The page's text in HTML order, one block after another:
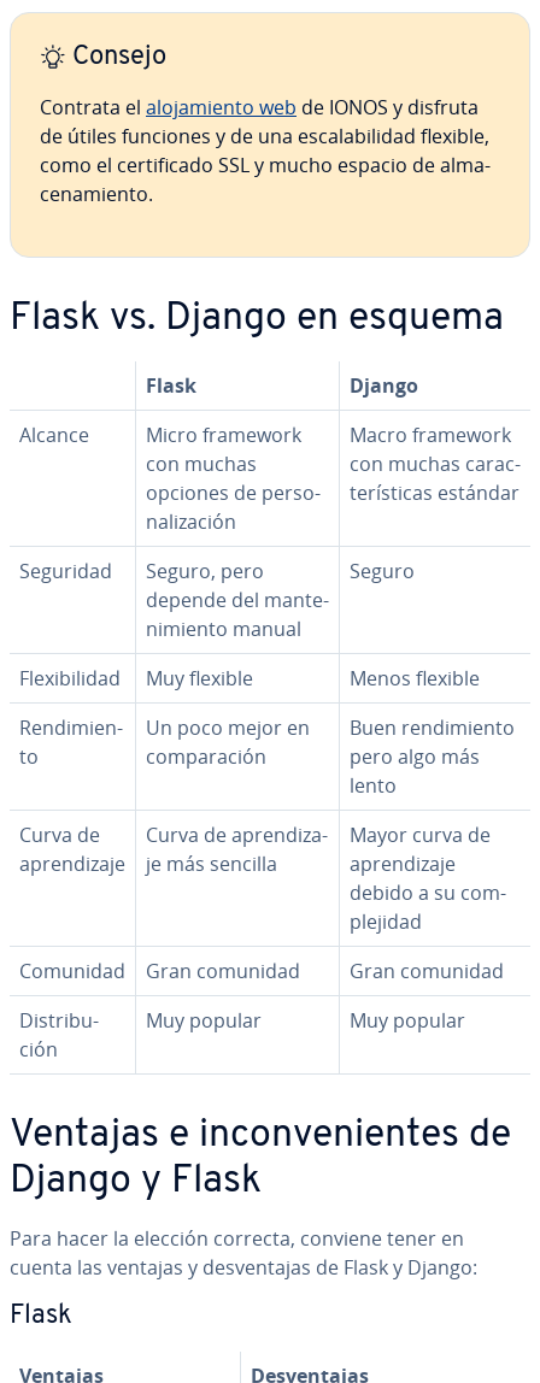
Consejo
Contrata el alo­ja­mie­n­to web de IONOS y disfruta
de útiles funciones y de una es­ca­la­bi­li­dad flexible,
como el ce­r­ti­fi­ca­do SSL y mucho espacio de al­ma­
ce­na­mie­n­to.
Flask vs. Django en esquema
Flask
Django
Alcance
Micro framework
con muchas
opciones de pe­r­so­
na­li­za­ción
Macro framework
con muchas ca­ra­c­
te­rí­s­ti­cas estándar
Seguridad
Seguro, pero
depende del ma­n­te­
ni­mie­n­to manual
Seguro
Fle­xi­bi­li­dad Muy flexible
Menos flexible
Re­n­di­mie­n­
to
Un poco mejor en
co­m­pa­ra­ción
Buen re­n­di­mie­n­to
pero algo más
lento
Curva de
apre­n­di­za­je
Curva de apre­n­di­za­
je más sencilla
Mayor curva de
apre­n­di­za­je
debido a su co­m­
ple­ji­dad
Comunidad
Gran comunidad
Gran comunidad
Di­s­tri­bu­
ción
Muy popular Muy popular
Ventajas e in­co­n­ve­nie­n­tes de
Django y Flask
Para hacer la elección correcta, conviene tener en
cuenta las ventajas y de­s­ve­n­ta­jas de Flask y Django:
Flask
Ventajas
De­s­ve­n­ta­jas